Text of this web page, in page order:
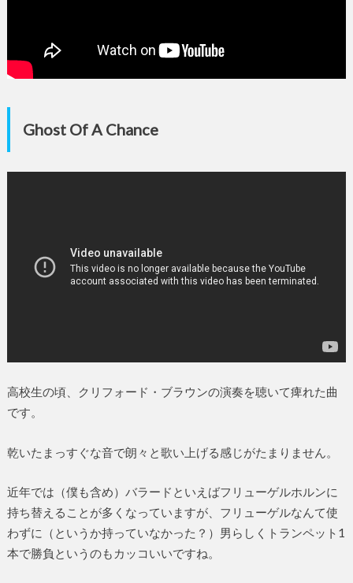
Ghost Of A Chance
高校生の頃、クリフォード・ブラウンの演奏を聴いて痺れた曲
です。
乾いたまっすぐな音で朗々と歌い上げる感じがたまりません。
近年では（僕も含め）バラードといえばフリューゲルホルンに
持ち替えることが多くなっていますが、フリューゲルなんて使
わずに（というか持っていなかった？）男らしくトランペット1
本で勝負というのもカッコいいですね。